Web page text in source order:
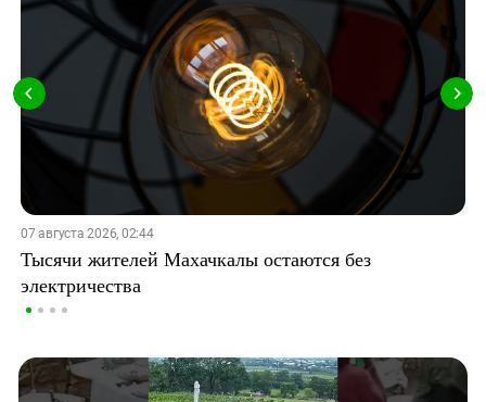
07 августа 2026, 02:44
Тысячи жителей Махачкалы остаются без
электричества